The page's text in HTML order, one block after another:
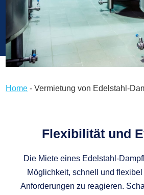
Home -Vermietung von Edelstahl-
Flexibilität und
Die Miete eines Edelstahl-
Möglichkeit, schnell und
Anforderungen zu reagieren.